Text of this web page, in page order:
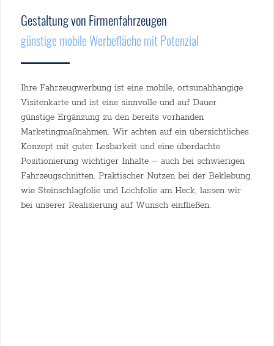
Gestaltung von Firmenfahrzeugen
günstige mobile Werbefläche mit Potenzial
Ihre Fahrzeugwerbung ist eine mobile, ortsunabhängige
Visitenkarte und ist eine sinnvolle und auf Dauer
günstige Ergänzung zu den bereits vorhanden
Marketingmaßnahmen. Wir achten auf ein übersichtliches
Konzept mit guter Lesbarkeit und eine überdachte
Positionierung wichtiger Inhalte – auch bei schwierigen
Fahrzeugschnitten. Praktischer Nutzen bei der Beklebung,
wie Steinschlagfolie und Lochfolie am Heck, lassen wir
bei unserer Realisierung auf Wunsch einfließen.